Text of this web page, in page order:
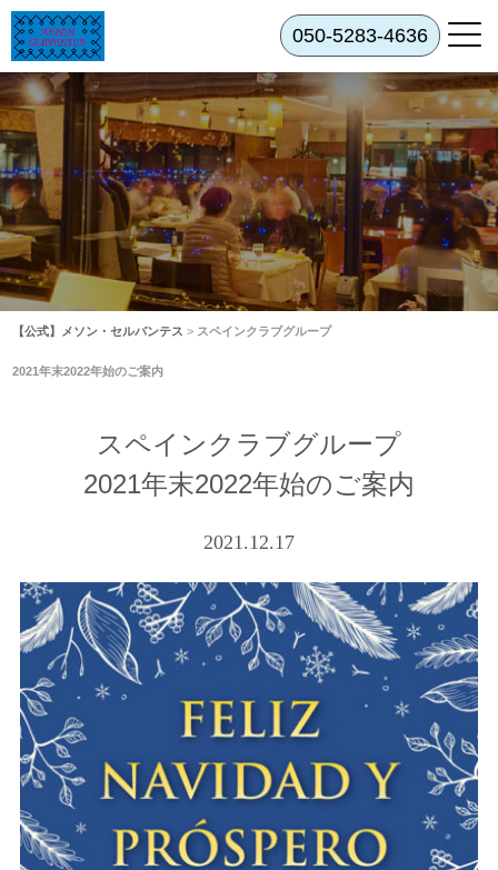
050-5283-4636
【公式】メソン・セルバンテス > スペインクラブグループ
2021年末2022年始のご案内
スペインクラブグループ
2021年末2022年始のご案内
2021.12.17